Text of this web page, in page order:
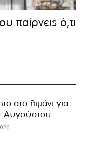
παίρνεις ό,τι
στο λιμάνι για
Αυγούστου